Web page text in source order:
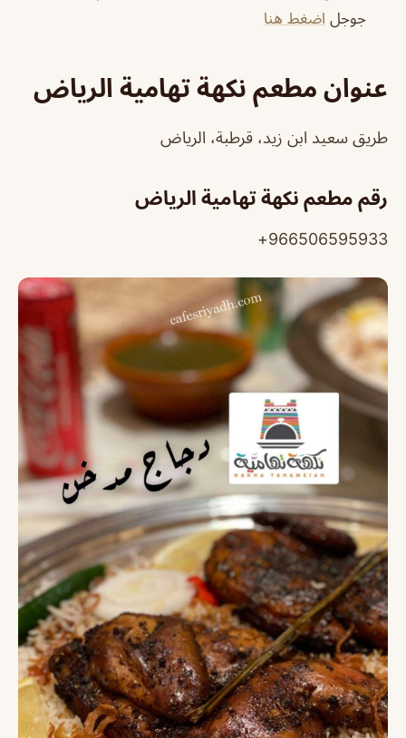
جوجل اضغط هنا
عنوان مطعم نكهة تهامية الرياض
طريق سعيد ابن زيد، قرطبة، الرياض
رقم مطعم نكهة تهامية الرياض
966506595933+